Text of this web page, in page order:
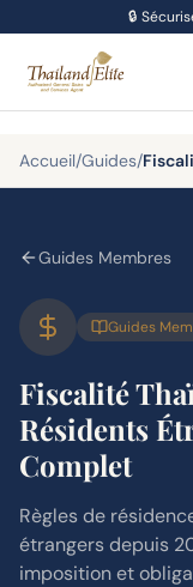
🔒
Accueil/Guides/
Guides Membres
Guides
Fiscalité
Résidents
Complet
Règles de
étrangers depuis
imposition et